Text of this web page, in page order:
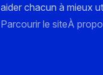
aider chacun à mieux
Parcourir le siteÀ